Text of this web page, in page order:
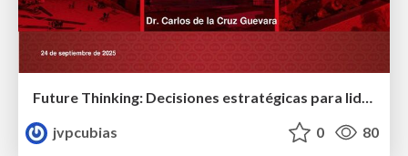
jvpcubias
0 80